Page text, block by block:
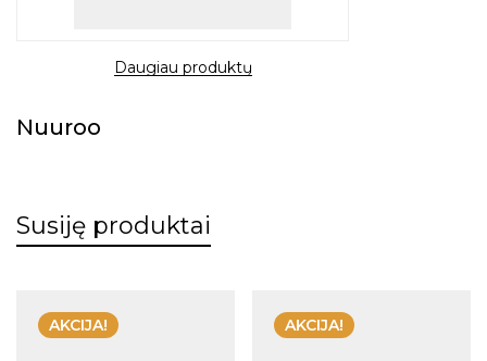
Daugiau produktų
Nuuroo
Susiję produktai
AKCIJA! AKCIJA!